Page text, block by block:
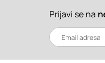
Prijavi se na